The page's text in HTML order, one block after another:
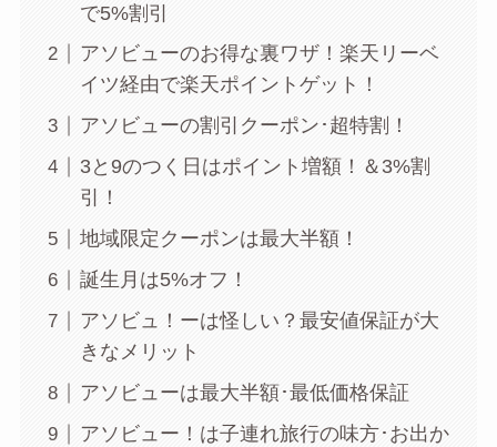
で5%割引
アソビューのお得な裏ワザ！楽天リーベ
イツ経由で楽天ポイントゲット！
アソビューの割引クーポン･超特割！
3と9のつく日はポイント増額！＆3%割
引！
地域限定クーポンは最大半額！
誕生月は5%オフ！
アソビュ！ーは怪しい？最安値保証が大
きなメリット
アソビューは最大半額･最低価格保証
アソビュー！は子連れ旅行の味方･お出か